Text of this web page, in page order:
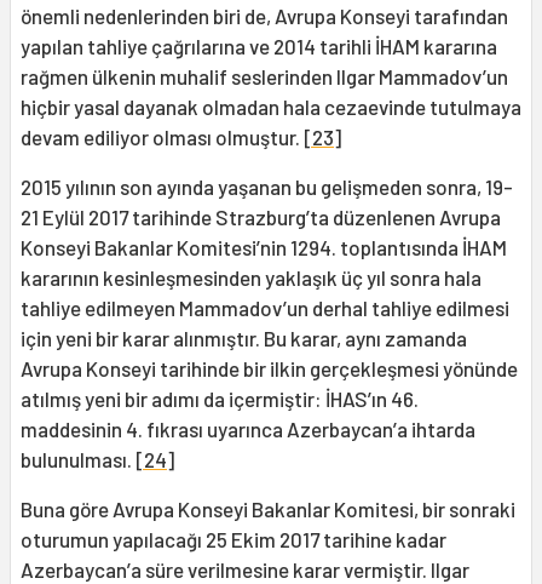
önemli nedenlerinden biri de, Avrupa Konseyi tarafından
yapılan tahliye çağrılarına ve 2014 tarihli İHAM kararına
rağmen ülkenin muhalif seslerinden Ilgar Mammadov’un
hiçbir yasal dayanak olmadan hala cezaevinde tutulmaya
devam ediliyor olması olmuştur. [23]
2015 yılının son ayında yaşanan bu gelişmeden sonra, 19-
21 Eylül 2017 tarihinde Strazburg’ta düzenlenen Avrupa
Konseyi Bakanlar Komitesi’nin 1294. toplantısında İHAM
kararının kesinleşmesinden yaklaşık üç yıl sonra hala
tahliye edilmeyen Mammadov’un derhal tahliye edilmesi
için yeni bir karar alınmıştır. Bu karar, aynı zamanda
Avrupa Konseyi tarihinde bir ilkin gerçekleşmesi yönünde
atılmış yeni bir adımı da içermiştir: İHAS’ın 46.
maddesinin 4. fıkrası uyarınca Azerbaycan’a ihtarda
bulunulması. [24]
Buna göre Avrupa Konseyi Bakanlar Komitesi, bir sonraki
oturumun yapılacağı 25 Ekim 2017 tarihine kadar
Azerbaycan’a süre verilmesine karar vermiştir. Ilgar